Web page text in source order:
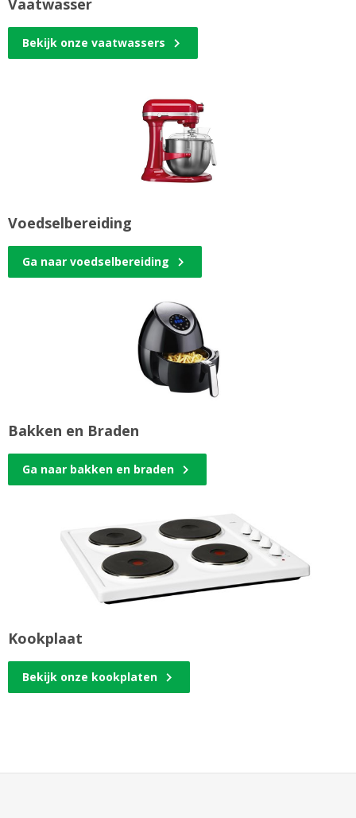
Vaatwasser
Bekijk onze vaatwassers
Voedselbereiding
Ga naar voedselbereiding
Bakken en Braden
Ga naar bakken en braden
Kookplaat
Bekijk onze kookplaten